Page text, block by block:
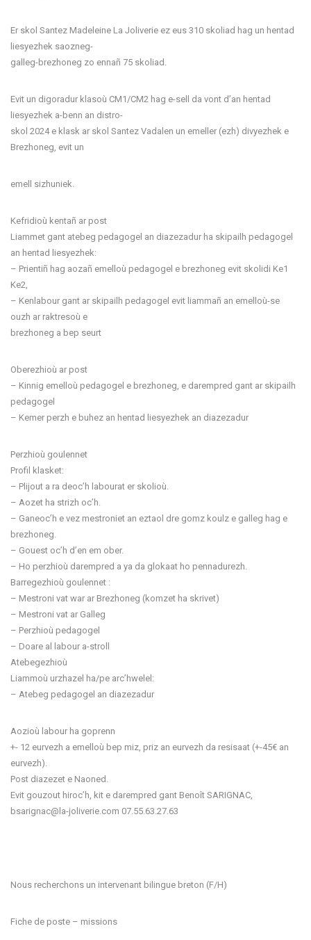
Er skol Santez Madeleine La Joliverie ez eus 310 skoliad hag un hentad
liesyezhek saozneg-
galleg-brezhoneg zo ennañ 75 skoliad.
Evit un digoradur klasoù CM1/CM2 hag e-sell da vont d’an hentad
liesyezhek a-benn an distro-
skol 2024 e klask ar skol Santez Vadalen un emeller (ezh) divyezhek e
Brezhoneg, evit un
emell sizhuniek.
Kefridioù kentañ ar post
Liammet gant atebeg pedagogel an diazezadur ha skipailh pedagogel
an hentad liesyezhek:
– Prientiñ hag aozañ emelloù pedagogel e brezhoneg evit skolidi Ke1
Ke2,
– Kenlabour gant ar skipailh pedagogel evit liammañ an emelloù-se
ouzh ar raktresoù e
brezhoneg a bep seurt
Oberezhioù ar post
– Kinnig emelloù pedagogel e brezhoneg, e darempred gant ar skipailh
pedagogel
– Kemer perzh e buhez an hentad liesyezhek an diazezadur
Perzhioù goulennet
Profil klasket:
– Plijout a ra deoc’h labourat er skolioù.
– Aozet ha strizh oc’h.
– Ganeoc’h e vez mestroniet an eztaol dre gomz koulz e galleg hag e
brezhoneg.
– Gouest oc’h d’en em ober.
– Ho perzhioù darempred a ya da glokaat ho pennadurezh.
Barregezhioù goulennet :
– Mestroni vat war ar Brezhoneg (komzet ha skrivet)
– Mestroni vat ar Galleg
– Perzhioù pedagogel
– Doare al labour a-stroll
Atebegezhioù
Liammoù urzhazel ha/pe arc’hwelel:
– Atebeg pedagogel an diazezadur
Aozioù labour ha goprenn
+- 12 eurvezh a emelloù bep miz, priz an eurvezh da resisaat (+-45€ an
eurvezh).
Post diazezet e Naoned.
Evit gouzout hiroc’h, kit e darempred gant Benoît SARIGNAC,
bsarignac@la-joliverie.com 07.55.63.27.63
Nous recherchons un intervenant bilingue breton (F/H)
Fiche de poste – missions